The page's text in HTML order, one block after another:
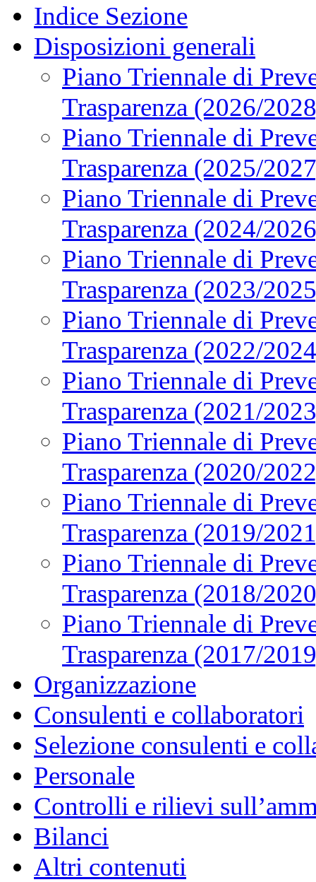
Indice Sezione
Disposizioni generali
Piano Triennale di
Trasparenza (2026/
Piano Triennale di
Trasparenza (2025/
Piano Triennale di
Trasparenza (2024/
Piano Triennale di
Trasparenza (2023/
Piano Triennale di
Trasparenza (2022/
Piano Triennale di
Trasparenza (2021/
Piano Triennale di
Trasparenza (2020/
Piano Triennale di
Trasparenza (2019/
Piano Triennale di
Trasparenza (2018/
Piano Triennale di
Trasparenza (2017/
Organizzazione
Consulenti e collaboratori
Selezione consulenti e
Personale
Controlli e rilievi
Bilanci
Altri contenuti